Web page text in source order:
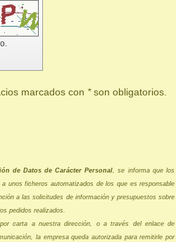
marcados con *son obligatorios.
de Datos de Carácter Personal, se informa que los
unos ficheros automatizados de los que es responsable
a las solicitudes de información y presupuestos sobre
pedidos realizados.
carta a nuestra dirección, o a través del enlace de
la empresa queda autorizada para remitirle por